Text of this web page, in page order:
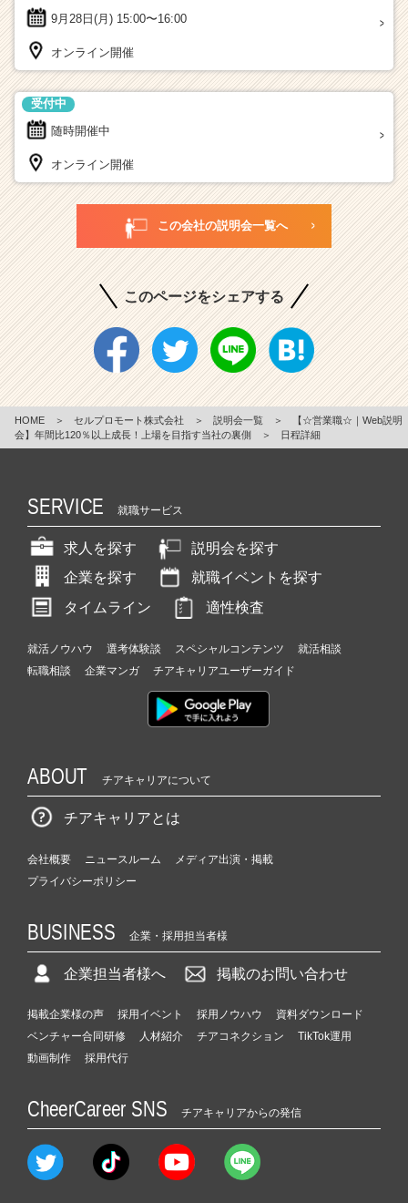
9月28日(月) 15:00〜16:00
オンライン開催
随時開催中
受付中
オンライン開催
この会社の説明会一覧へ
このページをシェアする
HOME ＞ セルプロモート株式会社 ＞ 説明会一覧 ＞
【☆営業職☆｜Web説明
会】年間比120％以上成長！上場を目指す当社の裏側
＞ 日程詳細
SERVICE 就職サービス
求人を探す
説明会を探す
企業を探す
就職イベントを探す
タイムライン
適性検査
就活ノウハウ 選考体験談 スペシャルコンテンツ
就活相談
転職相談
企業マンガ チアキャリアユーザーガイド
ABOUT チアキャリアについて
チアキャリアとは
会社概要 ニュースルーム
メディア出演・掲載
プライバシーポリシー
BUSINESS 企業・採用担当者様
企業担当者様へ 掲載のお問い合わせ
掲載企業様の声 採用イベント 採用ノウハウ
資料ダウンロード
ベンチャー合同研修
人材紹介 チアコネクション
TikTok運用
動画制作
採用代行
CheerCareer SNS チアキャリアからの発信